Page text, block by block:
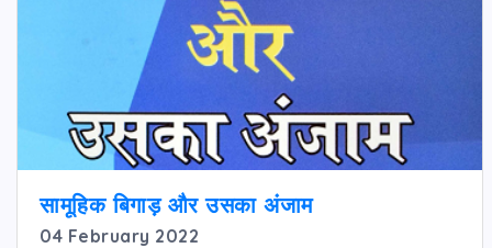
सामूहिक बिगाड़ और उसका अंजाम
04 February 2022